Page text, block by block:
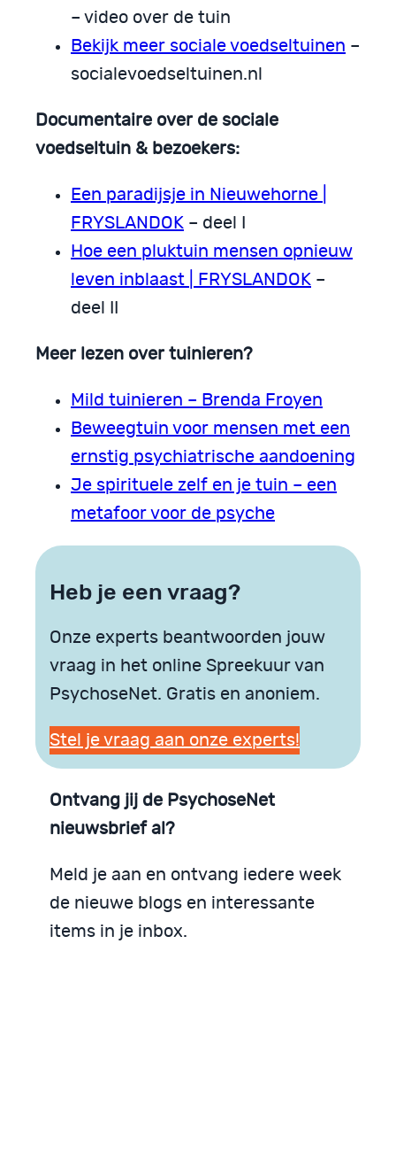
– video over de tuin
Bekijk meer sociale voedseltuinen –
socialevoedseltuinen.nl
Documentaire over de sociale
voedseltuin & bezoekers:
Een paradijsje in Nieuwehorne |
FRYSLANDOK – deel I
Hoe een pluktuin mensen opnieuw
leven inblaast | FRYSLANDOK –
deel II
Meer lezen over tuinieren?
Mild tuinieren – Brenda Froyen
Beweegtuin voor mensen met een
ernstig psychiatrische aandoening
Je spirituele zelf en je tuin – een
metafoor voor de psyche
Heb je een vraag?
Onze experts beantwoorden jouw
vraag in het online Spreekuur van
PsychoseNet. Gratis en anoniem.
Stel je vraag aan onze experts!
Ontvang jij de PsychoseNet
nieuwsbrief al?
Meld je aan en ontvang iedere week
de nieuwe blogs en interessante
items in je inbox.